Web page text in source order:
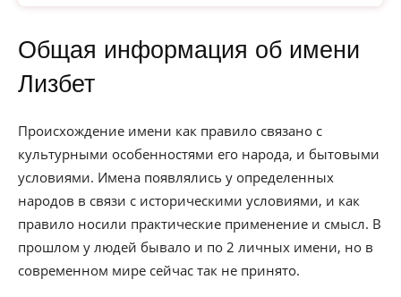
Общая информация об имени
Лизбет
Происхождение имени как правило связано с
культурными особенностями его народа, и бытовыми
условиями. Имена появлялись у определенных
народов в связи с историческими условиями, и как
правило носили практические применение и смысл. В
прошлом у людей бывало и по 2 личных имени, но в
современном мире сейчас так не принято.